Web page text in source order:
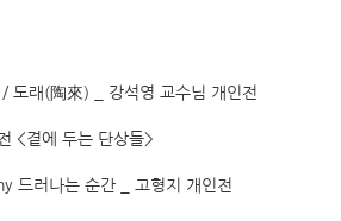
도래(陶來) _ 강석영 교수님 개인전
<곁에 두는 단상들>
드러나는 순간 _ 고형지 개인전